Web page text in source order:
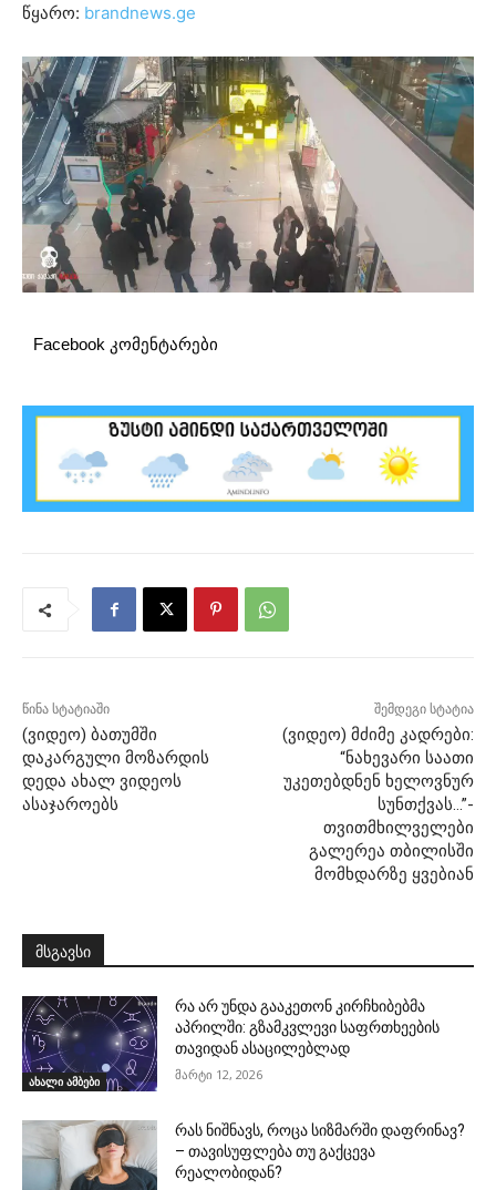
წყარო: brandnews.ge
Facebook კომენტარები
წინა სტატიაში
(ვიდეო) ბათუმში
დაკარგული მოზარდის
დედა ახალ ვიდეოს
ასაჯაროებს
შემდეგი სტატია
(ვიდეო) მძიმე კადრები:
“ნახევარი საათი
უკეთებდნენ ხელოვნურ
სუნთქვას…”-
თვითმხილველები
გალერეა თბილისში
მომხდარზე ყვებიან
მსგავსი
ახალი ამბები
რა არ უნდა გააკეთონ კირჩხიბებმა
აპრილში: გზამკვლევი საფრთხეების
თავიდან ასაცილებლად
მარტი 12, 2026
რას ნიშნავს, როცა სიზმარში დაფრინავ?
– თავისუფლება თუ გაქცევა
რეალობიდან?